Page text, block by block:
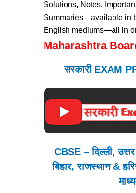
Solutions, Notes,
Summaries—available in
English mediums—all in
Maharashtra
सरकारी EXAM
CBSE – दिल्ली,
बिहार, राजस्थान &